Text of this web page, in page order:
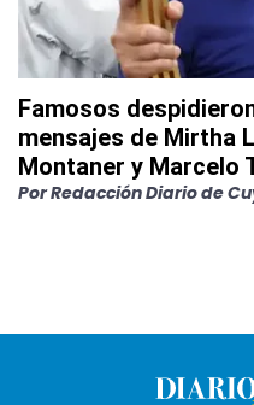
Famosos
mensajes de Mirtha
Montaner y Marcelo
PorRedacción Diario de